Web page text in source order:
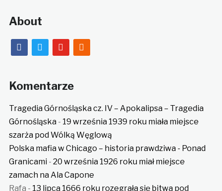
About
facebooktwitter youtube
rss
Komentarze
Tragedia Górnośląska cz. IV – Apokalipsa – Tragedia
Górnośląska- 19 września 1939 roku miała miejsce
szarża pod Wólką Węglową
Polska mafia w Chicago – historia prawdziwa - Ponad
Granicami- 20 września 1926 roku miał miejsce
zamach na Ala Capone
Rafa - 13 lipca 1666 roku rozegrała się bitwa pod